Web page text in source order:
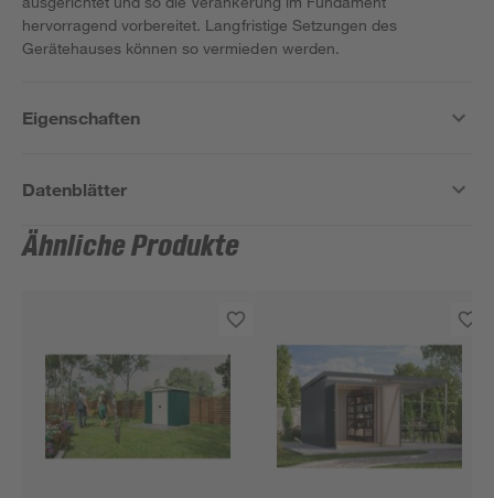
hervorragend vorbereitet. Langfristige Setzungen des
Gerätehauses können so vermieden werden.
Eigenschaften
Datenblätter
Ähnliche Produkte